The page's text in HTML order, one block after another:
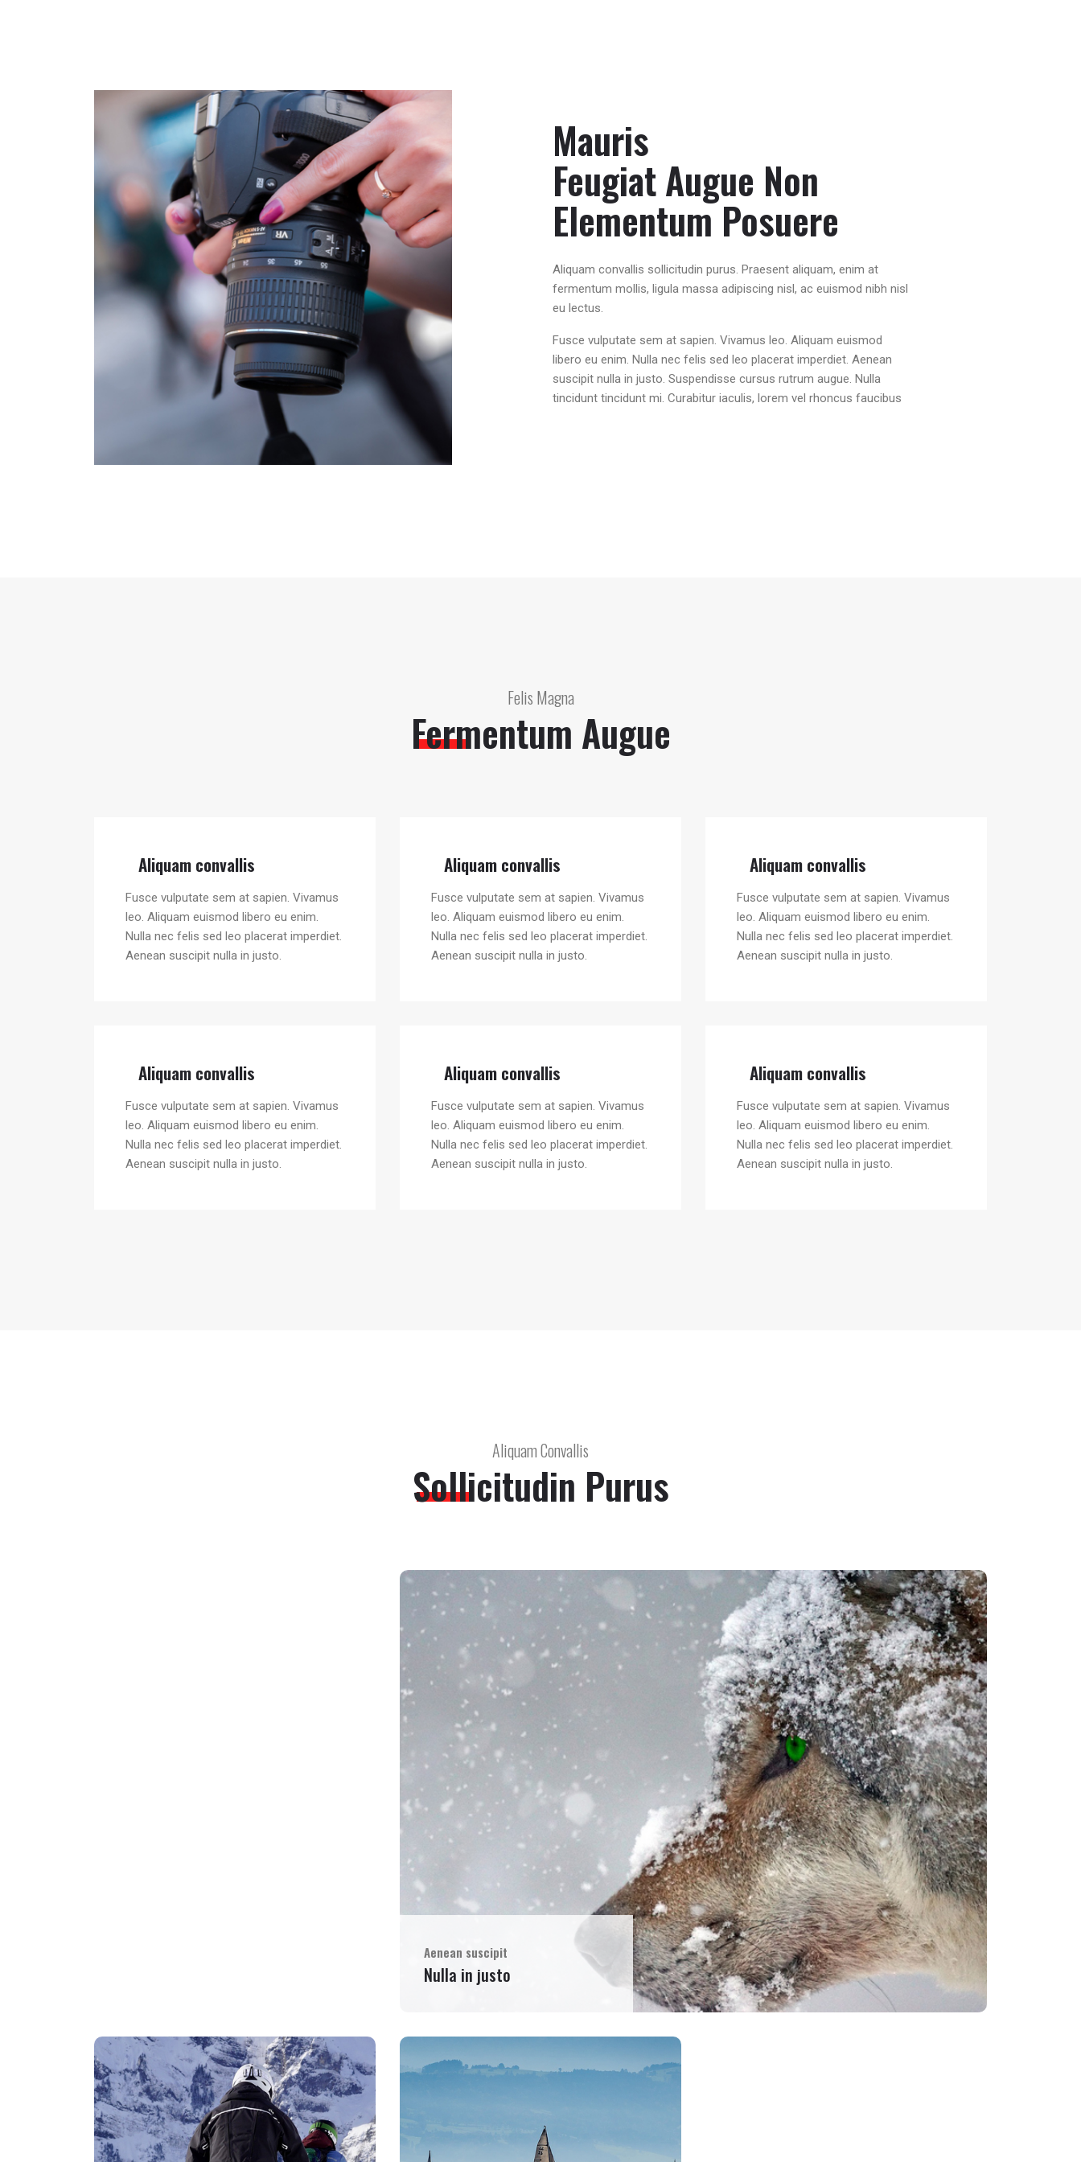
Mauris
Feugiat Augue Non
Elementum Posuere
Aliquam convallis sollicitudin purus. Praesent aliquam, enim at
fermentum mollis, ligula massa adipiscing nisl, ac euismod nibh nisl
eu lectus.
Fusce vulputate sem at sapien. Vivamus leo. Aliquam euismod
libero eu enim. Nulla nec felis sed leo placerat imperdiet. Aenean
suscipit nulla in justo. Suspendisse cursus rutrum augue. Nulla
tincidunt tincidunt mi. Curabitur iaculis, lorem vel rhoncus faucibus
Felis Magna
Fermentum Augue
Aliquam convallis
Fusce vulputate sem at sapien. Vivamus
leo. Aliquam euismod libero eu enim.
Nulla nec felis sed leo placerat imperdiet.
Aenean suscipit nulla in justo.
Aliquam convallis
Fusce vulputate sem at sapien. Vivamus
leo. Aliquam euismod libero eu enim.
Nulla nec felis sed leo placerat imperdiet.
Aenean suscipit nulla in justo.
Aliquam convallis
Fusce vulputate sem at sapien. Vivamus
leo. Aliquam euismod libero eu enim.
Nulla nec felis sed leo placerat imperdiet.
Aenean suscipit nulla in justo.
Aliquam convallis
Fusce vulputate sem at sapien. Vivamus
leo. Aliquam euismod libero eu enim.
Nulla nec felis sed leo placerat imperdiet.
Aenean suscipit nulla in justo.
Aliquam convallis
Fusce vulputate sem at sapien. Vivamus
leo. Aliquam euismod libero eu enim.
Nulla nec felis sed leo placerat imperdiet.
Aenean suscipit nulla in justo.
Aliquam convallis
Fusce vulputate sem at sapien. Vivamus
leo. Aliquam euismod libero eu enim.
Nulla nec felis sed leo placerat imperdiet.
Aenean suscipit nulla in justo.
Aliquam Convallis
Sollicitudin Purus
Aenean suscipit
Nulla in justo